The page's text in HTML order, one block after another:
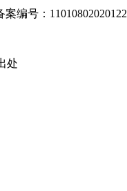
编号：11010802020122
处